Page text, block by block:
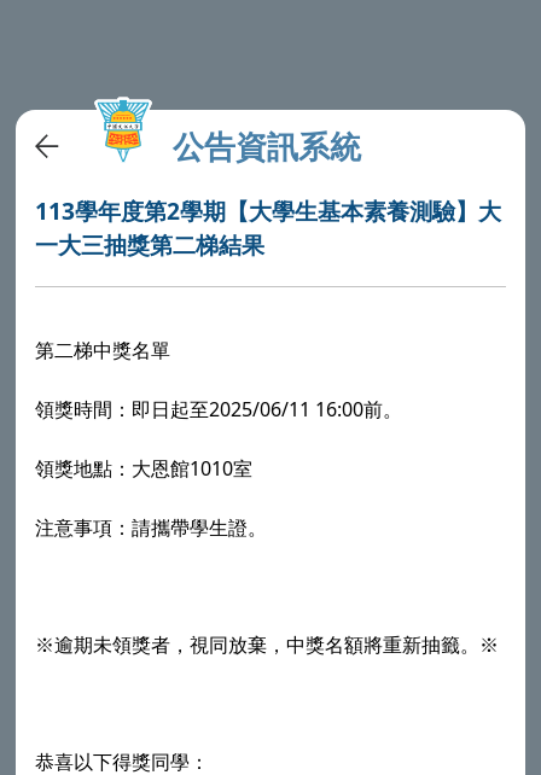
公告資訊系統
113學年度第2學期【大學生基本素養測驗】大
一大三抽獎第二梯結果
第二梯中獎名單
領獎時間：即日起至2025/06/11 16:00前。
領獎地點：大恩館1010室
注意事項：請攜帶學生證。
※逾期未領獎者，視同放棄，中獎名額將重新抽籤。※
恭喜以下得獎同學：